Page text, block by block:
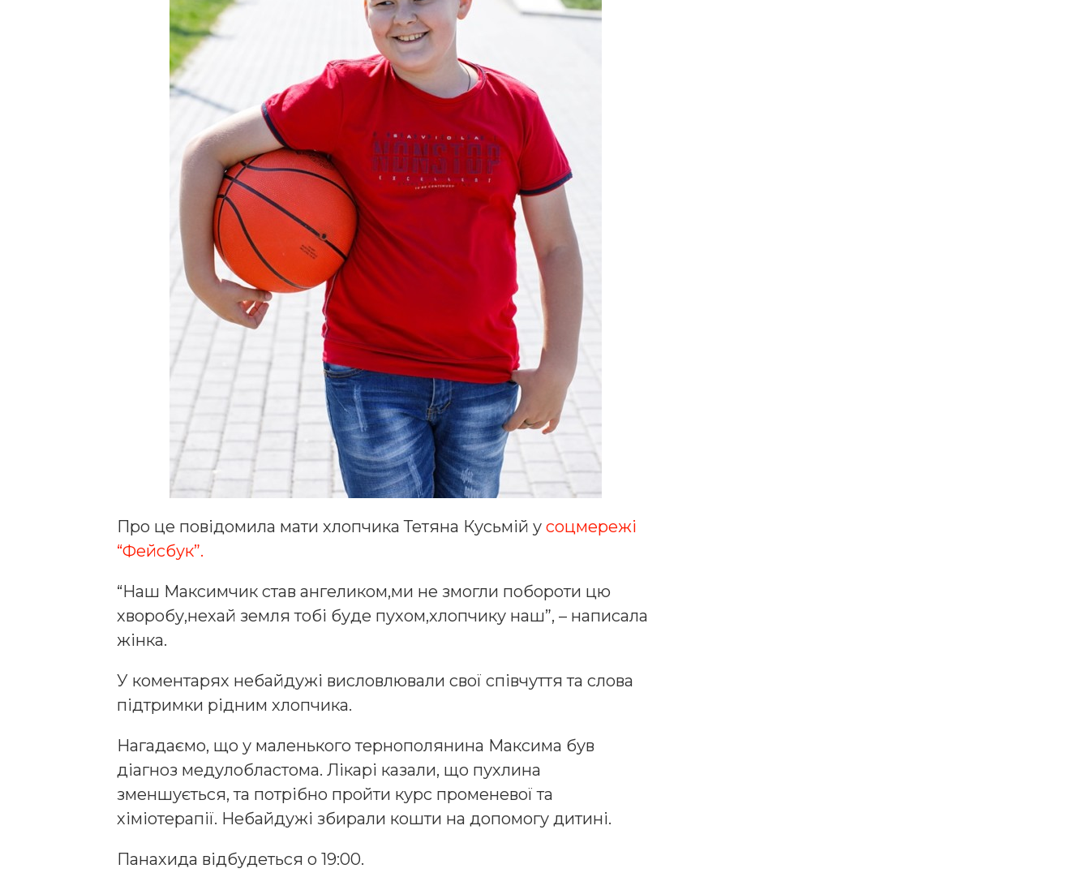
Про це повідомила мати хлопчика Тетяна Кусьмій у соцмережі
“Фейсбук”.
“Наш Максимчик став ангеликом,ми не змогли побороти цю
хворобу,нехай земля тобі буде пухом,хлопчику наш”, – написала
жінка.
У коментарях небайдужі висловлювали свої співчуття та слова
підтримки рідним хлопчика.
Нагадаємо, що у маленького тернополянина Максима був
діагноз медулобластома. Лікарі казали, що пухлина
зменшується, та потрібно пройти курс променевої та
хіміотерапії. Небайдужі збирали кошти на допомогу дитині.
Панахида відбудеться о 19:00.